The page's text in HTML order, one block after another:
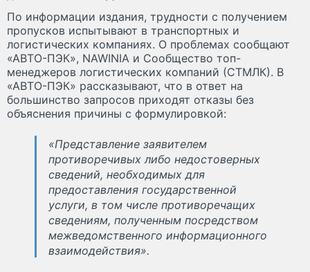
По информации издания, трудности с получением
пропусков испытывают в транспортных и
логистических компаниях. О проблемах сообщают
«АВТО-ПЭК», NAWINIA и Сообщество топ-
менеджеров логистических компаний (СТМЛК). В
«АВТО-ПЭК» рассказывают, что в ответ на
большинство запросов приходят отказы без
объяснения причины с формулировкой:
«Представление заявителем
противоречивых либо недостоверных
сведений, необходимых для
предоставления государственной
услуги, в том числе противоречащих
сведениям, полученным посредством
межведомственного информационного
взаимодействия».